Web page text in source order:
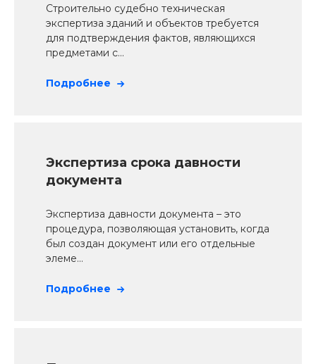
Строительно судебно техническая
экспертиза зданий и объектов требуется
для подтверждения фактов, являющихся
предметами с...
Подробнее
Экспертиза срока давности
документа
Экспертиза давности документа – это
процедура, позволяющая установить, когда
был создан документ или его отдельные
элеме...
Подробнее